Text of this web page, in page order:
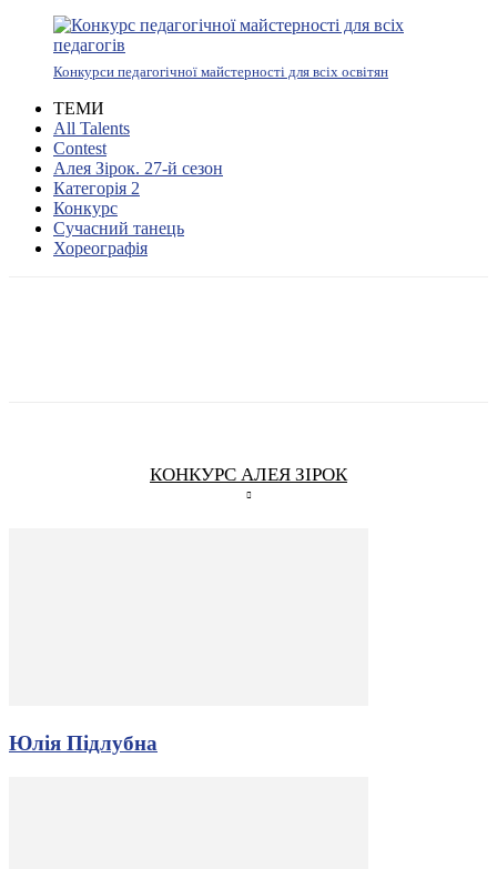
Конкурси педагогічної майстерності для всіх освітян
ТЕМИ
All Talents
Contest
Алея Зірок. 27-й сезон
Категорія 2
Конкурс
Сучасний танець
Хореографія
КОНКУРС АЛЕЯ ЗІРОК
Юлія Підлубна